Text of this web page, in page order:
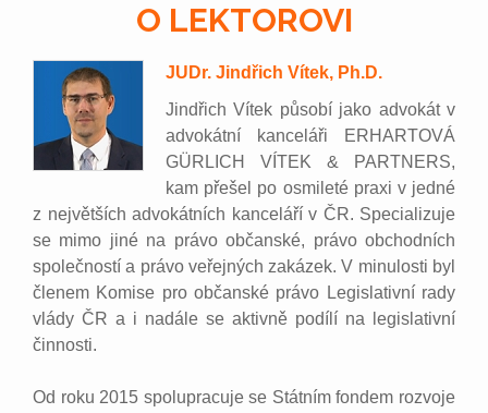
O LEKTOROVI
JUDr. Jindřich Vítek, Ph.D.
Jindřich Vítek působí jako advokát v
advokátní kanceláři ERHARTOVÁ
GÜRLICH VÍTEK & PARTNERS,
kam přešel po osmileté praxi v jedné
z největších advokátních kanceláří v ČR. Specializuje
se mimo jiné na právo občanské, právo obchodních
společností a právo veřejných zakázek. V minulosti byl
členem Komise pro občanské právo Legislativní rady
vlády ČR a i nadále se aktivně podílí na legislativní
činnosti.
Od roku 2015 spolupracuje se Státním fondem rozvoje